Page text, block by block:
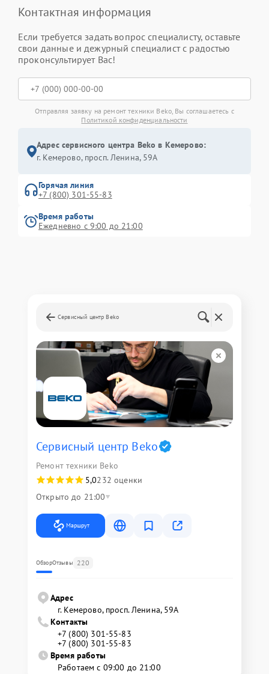
Контактная информация
Если требуется задать вопрос специалисту, оставьте
свои данные и дежурный специалист с радостью
проконсультирует Вас!
Отправляя заявку на ремонт техники Beko, Вы соглашаетесь с
Политикой конфиденциальности
Адрес сервисного центра Beko в Кемерово:
г. Кемерово, просп. Ленина, 59А
Горячая линия
+7 (800) 301-55-83
Время работы
Ежедневно с 9:00 до 21:00
Сервисный центр Beko
Сервисный центр Beko
Ремонт техники Beko
5,0232 оценки
Открыто до 21:00
Маршрут
ОбзорОтзывы 220
Адрес
г. Кемерово, просп. Ленина, 59А
Контакты
+7 (800) 301-55-83
+7 (800) 301-55-83
Время работы
Работаем с 09:00 до 21:00